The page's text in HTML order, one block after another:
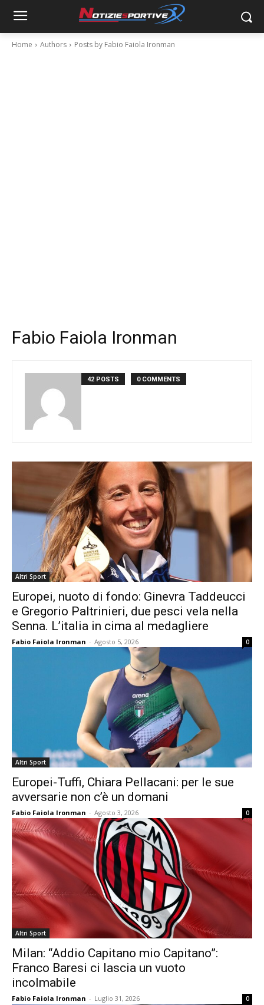
Home Authors Posts by Fabio Faiola Ironman
Fabio Faiola Ironman
42 POSTS 0 COMMENTS
Altri Sport
Europei, nuoto di fondo: Ginevra Taddeucci
e Gregorio Paltrinieri, due pesci vela nella
Senna. L’italia in cima al medagliere
Fabio Faiola Ironman - Agosto 5, 2026 0
Altri Sport
Europei-Tuffi, Chiara Pellacani: per le sue
avversarie non c’è un domani
Fabio Faiola Ironman - Agosto 3, 2026 0
Altri Sport
Milan: “Addio Capitano mio Capitano”:
Franco Baresi ci lascia un vuoto
incolmabile
Fabio Faiola Ironman - Luglio 31, 2026 0